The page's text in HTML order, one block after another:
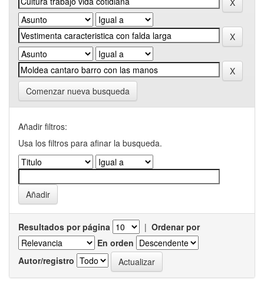
Comenzar nueva busqueda
Añadir filtros:
Usa los filtros para afinar la busqueda.
Resultados por página | Ordenar por
En orden
Autor/registro